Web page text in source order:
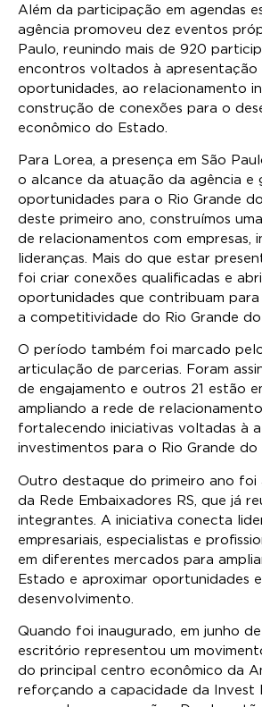
Além da participação em agendas
agência promoveu dez eventos
Paulo, reunindo mais de 920
encontros voltados à apresentação
oportunidades, ao relacionamento
construção de conexões para o
econômico do Estado.
Para Lorea, a presença em São
o alcance da atuação da agência e
oportunidades para o Rio Grande
deste primeiro ano, construímos
de relacionamentos com empresas,
lideranças. Mais do que estar
foi criar conexões qualificadas e
oportunidades que contribuam
a competitividade do Rio Grande do
O período também foi marcado
articulação de parcerias. Foram
de engajamento e outros 21 estão
ampliando a rede de
fortalecendo iniciativas voltadas à
investimentos para o Rio Grande do
Outro destaque do primeiro ano foi
da Rede Embaixadores RS, que já
integrantes. A iniciativa conecta
empresariais, especialistas e
em diferentes mercados para
Estado e aproximar oportunidades
desenvolvimento.
Quando foi inaugurado, em junho
escritório representou um
do principal centro econômico da
reforçando a capacidade da Invest